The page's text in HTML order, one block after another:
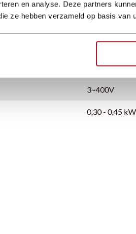
en analyse. Deze partners
ze hebben verzameld op basis van
70 - 1500 mm
1,5 mm
3~400V
0,30 - 0,45 kW